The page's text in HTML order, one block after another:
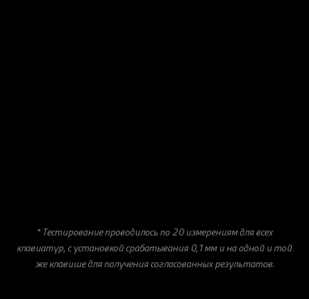
* Тестирование проводилось по 20 измерениям для всех
клавиатур, с установкой срабатывания 0,1 мм и на одной и той
же клавише для получения согласованных результатов.
GAMETRICA × RAZER